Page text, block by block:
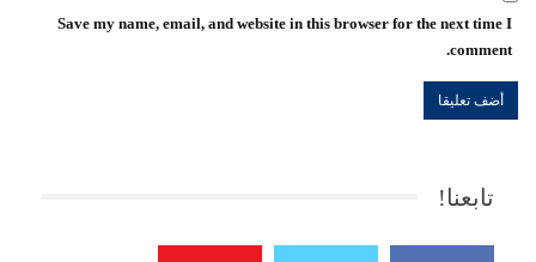
Save my name, email, and website in this browser for the next time I
comment.
تابعنا!